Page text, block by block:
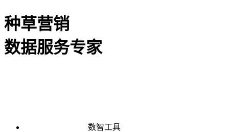
种草营销
数据服务专家
数智工具